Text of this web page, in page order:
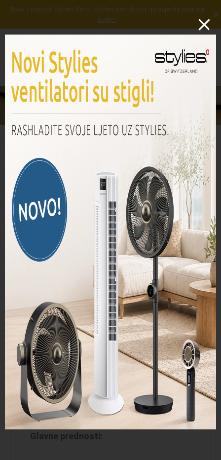
Novo u ponudi: Stylies Pets i Stylies ventilatori - provjerite ponudu
ovdje!
×
Prijava Košarica
JUPITER - Odvlaživač zraka
Stylies Jupiter – razvlaževanje nove
generacije.
Pametno, učinkovito in tiho delovanje za
suho, zdravo in prijetno bivalno okolje.
Glavne prednosti:
mail